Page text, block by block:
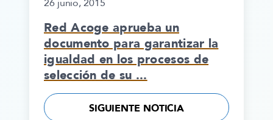
26 junio, 2015
Red Acoge aprueba un
documento para garantizar la
igualdad en los procesos de
selección de su ...
SIGUIENTE NOTICIA